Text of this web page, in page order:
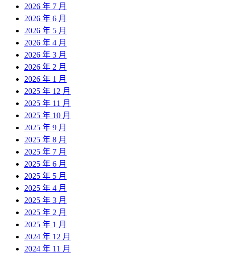
2026 年 7 月
2026 年 6 月
2026 年 5 月
2026 年 4 月
2026 年 3 月
2026 年 2 月
2026 年 1 月
2025 年 12 月
2025 年 11 月
2025 年 10 月
2025 年 9 月
2025 年 8 月
2025 年 7 月
2025 年 6 月
2025 年 5 月
2025 年 4 月
2025 年 3 月
2025 年 2 月
2025 年 1 月
2024 年 12 月
2024 年 11 月